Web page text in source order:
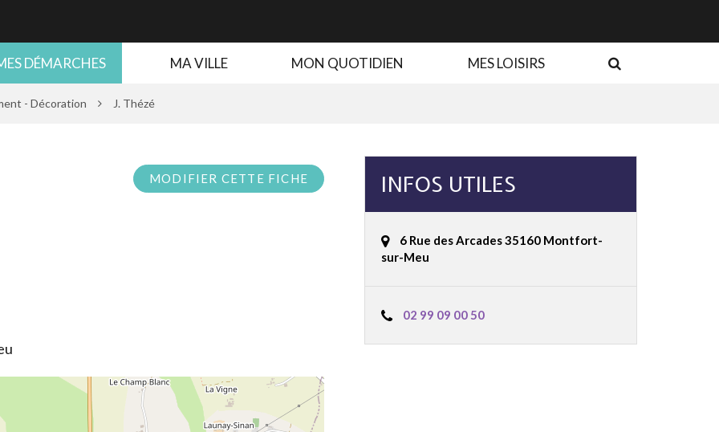
DÉMARCHES MA VILLE MON QUOTIDIEN MES LOISIRS
- Décoration J. Thézé
MODIFIER CETTE FICHE INFOS UTILES
6 Rue des Arcades 35160 Montfort-
sur-Meu
02 99 09 00 50